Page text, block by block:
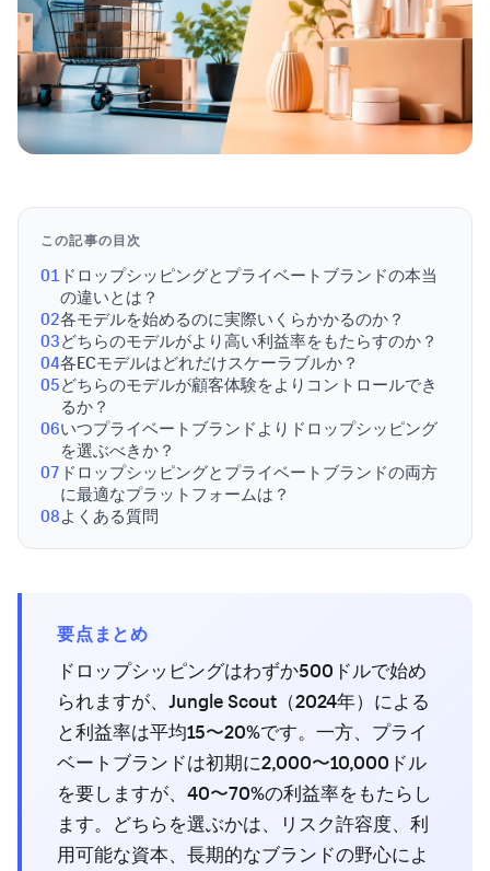
この記事の目次
01 ドロップシッピングとプライベートブランドの本当
の違いとは？
02各モデルを始めるのに実際いくらかかるのか？
03どちらのモデルがより高い利益率をもたらすのか？
04各ECモデルはどれだけスケーラブルか？
05どちらのモデルが顧客体験をよりコントロールでき
るか？
06いつプライベートブランドよりドロップシッピング
を選ぶべきか？
07 ドロップシッピングとプライベートブランドの両方
に最適なプラットフォームは？
08よくある質問
要点まとめ
ドロップシッピングはわずか500ドルで始め
られますが、Jungle Scout（2024年）による
と利益率は平均15〜20%です。一方、プライ
ベートブランドは初期に2,000〜10,000ドル
を要しますが、40〜70%の利益率をもたらし
ます。どちらを選ぶかは、リスク許容度、利
用可能な資本、長期的なブランドの野心によ